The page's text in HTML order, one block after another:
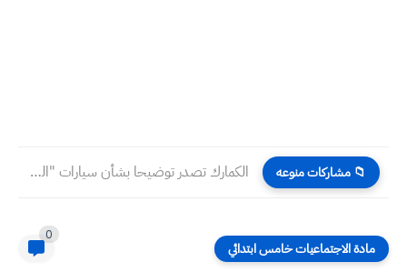
📁 مشاركات منوعه الكمارك تصدر توضيحا بشأن سيارات "الهايبرد" والكهربائية
مادة الاجتماعيات خامس ابتدائي
0